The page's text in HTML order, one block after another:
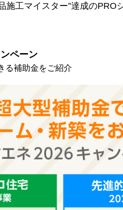
施工マイスター”達成のPRO
ペーン
る補助金をご紹介